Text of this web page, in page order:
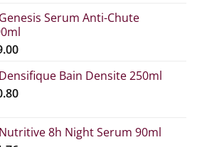
€7.00
through
€10.90
Serum Anti-Chute
Η
τιμή
είναι:
Bain Densite 250ml
Η
είναι:8h Night Serum 90ml